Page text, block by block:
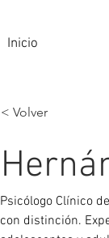
Inicio
< Volver
Psicólogo Clínico
con distinción.